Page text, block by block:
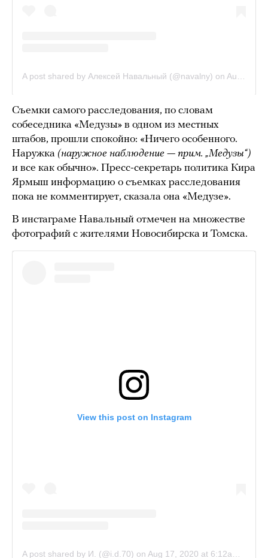
Съемки самого расследования, по словам
собеседника «Медузы» в одном из местных
штабов, прошли спокойно: «Ничего особенного.
Наружка (наружное наблюдение — прим. „Медузы“)
и все как обычно». Пресс-секретарь политика Кира
Ярмыш информацию о съемках расследования
пока не комментирует, сказала она «Медузе».
В инстаграме Навальный отмечен на множестве
фотографий с жителями Новосибирска и Томска.